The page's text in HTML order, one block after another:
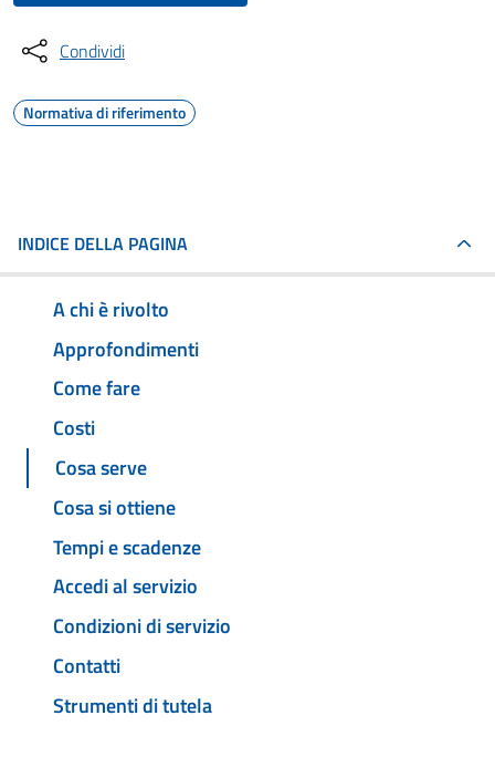
Condividi
Normativa di riferimento
INDICE DELLA PAGINA
A chi è rivolto
Approfondimenti
Come fare
Costi
Cosa serve
Cosa si ottiene
Tempi e scadenze
Accedi al servizio
Condizioni di servizio
Contatti
Strumenti di tutela